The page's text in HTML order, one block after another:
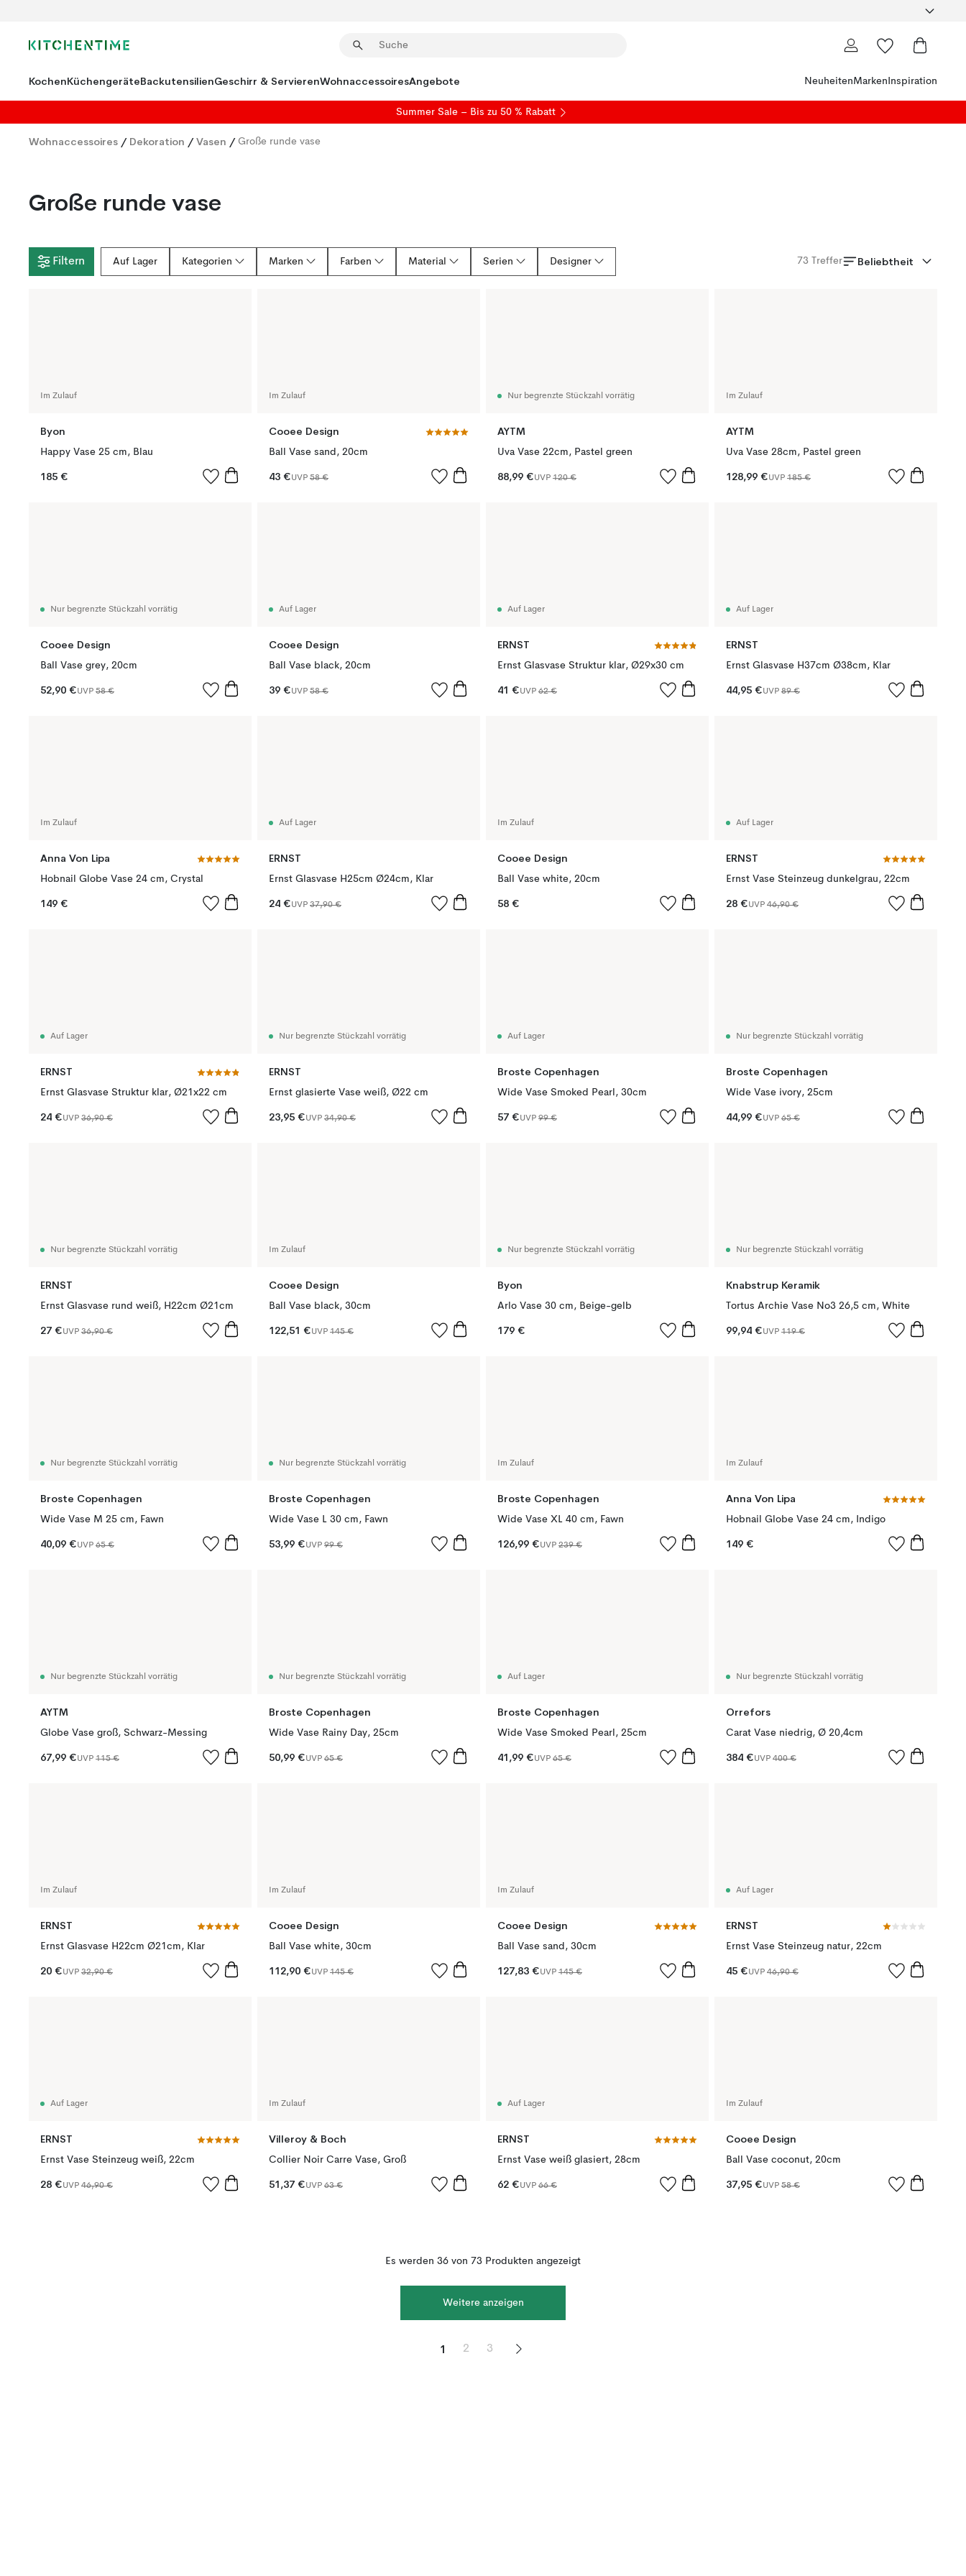
KochenKüchengeräteBackutensilienGeschirr & ServierenWohnaccessoiresAngebote NeuheitenMarken Inspiration
Summer Sale – Bis zu 50 % Rabatt
Wohnaccessoires / Dekoration / Vasen / Große runde vase
Große runde vase
Filtern Auf Lager Kategorien Marken Farben Material Serien Designer 73 Treffer Beliebtheit
Im Zulauf
Byon
Happy Vase 25 cm, Blau
185 €
Im Zulauf
Cooee Design
Ball Vase sand, 20cm
43 €UVP 58 €
Nur begrenzte Stückzahl vorrätig
AYTM
Uva Vase 22cm, Pastel green
88,99 €UVP 120 €
Im Zulauf
AYTM
Uva Vase 28cm, Pastel green
128,99 €UVP 185 €
Nur begrenzte Stückzahl vorrätig
Cooee Design
Ball Vase grey, 20cm
52,90 €UVP 58 €
Auf Lager
Cooee Design
Ball Vase black, 20cm
39 €UVP 58 €
Auf Lager
ERNST
Ernst Glasvase Struktur klar, Ø29x30 cm
41 €UVP 62 €
Auf Lager
ERNST
Ernst Glasvase H37cm Ø38cm, Klar
44,95 €UVP 89 €
Im Zulauf
Anna Von Lipa
Hobnail Globe Vase 24 cm, Crystal
149 €
Auf Lager
ERNST
Ernst Glasvase H25cm Ø24cm, Klar
24 €UVP 37,90 €
Im Zulauf
Cooee Design
Ball Vase white, 20cm
58 €
Auf Lager
ERNST
Ernst Vase Steinzeug dunkelgrau, 22cm
28 €UVP 46,90 €
Auf Lager
ERNST
Ernst Glasvase Struktur klar, Ø21x22 cm
24 €UVP 36,90 €
Nur begrenzte Stückzahl vorrätig
ERNST
Ernst glasierte Vase weiß, Ø22 cm
23,95 €UVP 34,90 €
Auf Lager
Broste Copenhagen
Wide Vase Smoked Pearl, 30cm
57 €UVP 99 €
Nur begrenzte Stückzahl vorrätig
Broste Copenhagen
Wide Vase ivory, 25cm
44,99 €UVP 65 €
Nur begrenzte Stückzahl vorrätig
ERNST
Ernst Glasvase rund weiß, H22cm Ø21cm
27 €UVP 36,90 €
Im Zulauf
Cooee Design
Ball Vase black, 30cm
122,51 €UVP 145 €
Nur begrenzte Stückzahl vorrätig
Byon
Arlo Vase 30 cm, Beige-gelb
179 €
Nur begrenzte Stückzahl vorrätig
Knabstrup Keramik
Tortus Archie Vase No3 26,5 cm, White
99,94 €UVP 119 €
Nur begrenzte Stückzahl vorrätig
Broste Copenhagen
Wide Vase M 25 cm, Fawn
40,09 €UVP 65 €
Nur begrenzte Stückzahl vorrätig
Broste Copenhagen
Wide Vase L 30 cm, Fawn
53,99 €UVP 99 €
Im Zulauf
Broste Copenhagen
Wide Vase XL 40 cm, Fawn
126,99 €UVP 239 €
Im Zulauf
Anna Von Lipa
Hobnail Globe Vase 24 cm, Indigo
149 €
Nur begrenzte Stückzahl vorrätig
AYTM
Globe Vase groß, Schwarz-Messing
67,99 €UVP 115 €
Nur begrenzte Stückzahl vorrätig
Broste Copenhagen
Wide Vase Rainy Day, 25cm
50,99 €UVP 65 €
Auf Lager
Broste Copenhagen
Wide Vase Smoked Pearl, 25cm
41,99 €UVP 65 €
Nur begrenzte Stückzahl vorrätig
Orrefors
Carat Vase niedrig, Ø 20,4cm
384 €UVP 400 €
Im Zulauf
ERNST
Ernst Glasvase H22cm Ø21cm, Klar
20 €UVP 32,90 €
Im Zulauf
Cooee Design
Ball Vase white, 30cm
112,90 €UVP 145 €
Im Zulauf
Cooee Design
Ball Vase sand, 30cm
127,83 €UVP 145 €
Auf Lager
ERNST
Ernst Vase Steinzeug natur, 22cm
45 €UVP 46,90 €
Auf Lager
ERNST
Ernst Vase Steinzeug weiß, 22cm
28 €UVP 46,90 €
Im Zulauf
Villeroy & Boch
Collier Noir Carre Vase, Groß
51,37 €UVP 63 €
Auf Lager
ERNST
Ernst Vase weiß glasiert, 28cm
62 €UVP 66 €
Im Zulauf
Cooee Design
Ball Vase coconut, 20cm
37,95 €UVP 58 €
Es werden 36 von 73 Produkten angezeigt
Weitere anzeigen
1 2 3